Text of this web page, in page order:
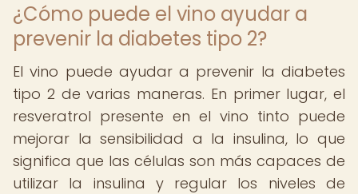
¿Cómo puede el vino ayudar a
prevenir la diabetes tipo 2?
El vino puede ayudar a prevenir la diabetes
tipo 2 de varias maneras. En primer lugar, el
resveratrol presente en el vino tinto puede
mejorar la sensibilidad a la insulina, lo que
significa que las células son más capaces de
utilizar la insulina y regular los niveles de